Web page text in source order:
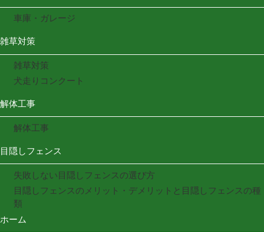
車庫・ガレージ
雑草対策
雑草対策
犬走りコンクート
解体工事
解体工事
目隠しフェンス
失敗しない目隠しフェンスの選び方
目隠しフェンスのメリット・デメリットと目隠しフェンスの種
類
ホーム